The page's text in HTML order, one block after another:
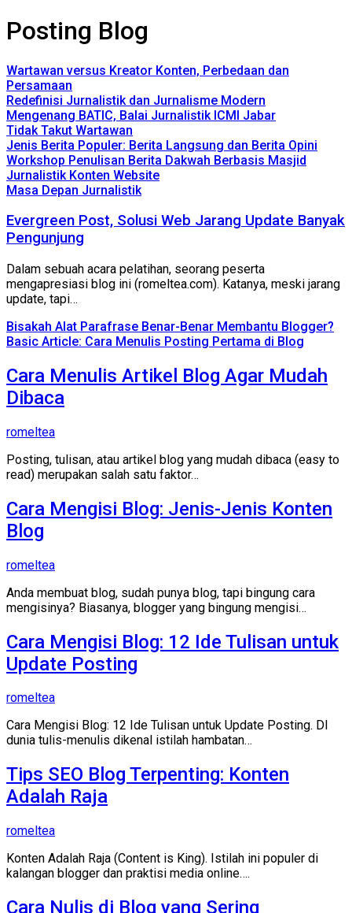
Posting Blog
Wartawan versus Kreator Konten, Perbedaan dan
Persamaan
Redefinisi Jurnalistik dan Jurnalisme Modern
Mengenang BATIC, Balai Jurnalistik ICMI Jabar
Tidak Takut Wartawan
Jenis Berita Populer: Berita Langsung dan Berita Opini
Workshop Penulisan Berita Dakwah Berbasis Masjid
Jurnalistik Konten Website
Masa Depan Jurnalistik
Evergreen Post, Solusi Web Jarang Update Banyak
Pengunjung
Dalam sebuah acara pelatihan, seorang peserta
mengapresiasi blog ini (romeltea.com). Katanya, meski jarang
update, tapi…
Bisakah Alat Parafrase Benar-Benar Membantu Blogger?
Basic Article: Cara Menulis Posting Pertama di Blog
Cara Menulis Artikel Blog Agar Mudah
Dibaca
romeltea
Posting, tulisan, atau artikel blog yang mudah dibaca (easy to
read) merupakan salah satu faktor…
Cara Mengisi Blog: Jenis-Jenis Konten
Blog
romeltea
Anda membuat blog, sudah punya blog, tapi bingung cara
mengisinya? Biasanya, blogger yang bingung mengisi…
Cara Mengisi Blog: 12 Ide Tulisan untuk
Update Posting
romeltea
Cara Mengisi Blog: 12 Ide Tulisan untuk Update Posting. DI
dunia tulis-menulis dikenal istilah hambatan…
Tips SEO Blog Terpenting: Konten
Adalah Raja
romeltea
Konten Adalah Raja (Content is King). Istilah ini populer di
kalangan blogger dan praktisi media online….
Cara Nulis di Blog yang Sering